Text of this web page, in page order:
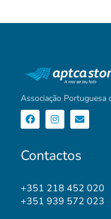
Associação Portuguesa
Contactos
+351 218 452 020
+351 939 572 023